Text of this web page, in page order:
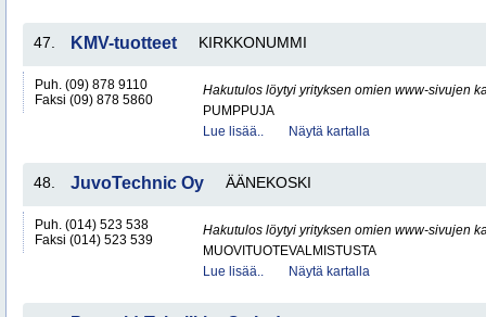
47. KMV-tuotteet KIRKKONUMMI
Puh. (09) 878 9110
Faksi (09) 878 5860
Hakutulos löytyi yrityksen omien www-sivujen
PUMPPUJA
Lue lisää..
Näytä kartalla
48. JuvoTechnic Oy ÄÄNEKOSKI
Puh. (014) 523 538
Faksi (014) 523 539
Hakutulos löytyi yrityksen omien www-sivujen
MUOVITUOTEVALMISTUSTA
Lue lisää..
Näytä kartalla